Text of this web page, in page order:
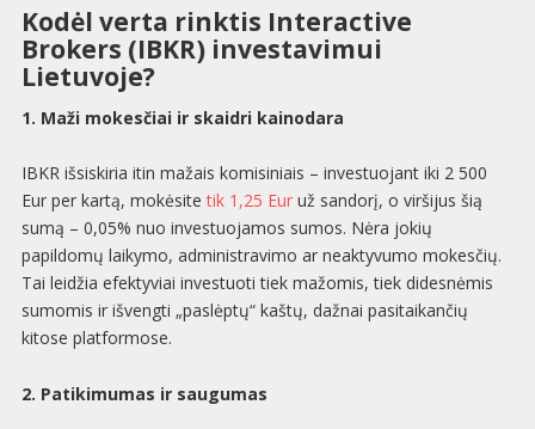
Kodėl verta rinktis Interactive
Brokers (IBKR) investavimui
Lietuvoje?
1. Maži mokesčiai ir skaidri kainodara
IBKR išsiskiria itin mažais komisiniais – investuojant iki 2 500
Eur per kartą, mokėsitetik 1,25 Euruž sandorį, o viršijus šią
sumą – 0,05% nuo investuojamos sumos. Nėra jokių
papildomų laikymo, administravimo ar neaktyvumo mokesčių.
Tai leidžia efektyviai investuoti tiek mažomis, tiek didesnėmis
sumomis ir išvengti „paslėptų“ kaštų, dažnai pasitaikančių
kitose platformose.
2. Patikimumas ir saugumas